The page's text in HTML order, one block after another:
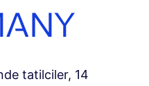
tatilciler, 14